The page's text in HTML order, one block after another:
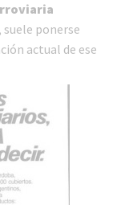
suele ponerse
actual de ese